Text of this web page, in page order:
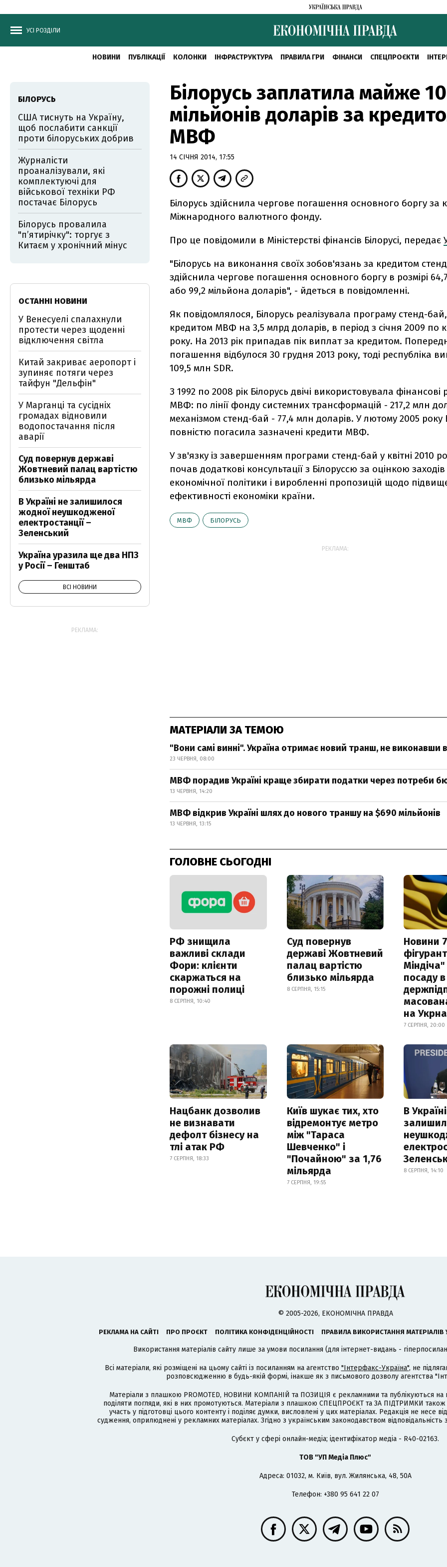
УСІ РОЗДІЛИ
НОВИНИ ПУБЛІКАЦІЇ КОЛОНКИ ІНФРАСТРУКТУРА ПРАВИЛА ГРИ ФІНАНСИ СПЕЦПРОЄКТИ
Білорусь заплатила майже
мільйонів доларів за
МВФ
14 СІЧНЯ 2014, 17:55
Білорусь здійснила чергове погашення основного боргу за
Міжнародного валютного фонду.
Про це повідомили в Міністерстві фінансів Білорусі, передає
"Білорусь на виконання своїх зобов'язань за кредитом
здійснила чергове погашення основного боргу в розмірі
або 99,2 мільйона доларів", - йдеться в повідомленні.
Як повідомлялося, Білорусь реалізувала програму стенд-
кредитом МВФ на 3,5 млрд доларів, в період з січня 2009 по
року. На 2013 рік припадав пік виплат за кредитом.
погашення відбулося 30 грудня 2013 року, тоді республіка
109,5 млн SDR.
З 1992 по 2008 рік Білорусь двічі використовувала фінансові
МВФ: по лінії фонду системних трансформацій - 217,2 млн
механізмом стенд-бай - 77,4 млн доларів. У лютому 2005 року
повністю погасила зазначені кредити МВФ.
У зв'язку із завершенням програми стенд-бай у квітні 2010
почав додаткові консультації з Білоруссю за оцінкою заходів
економічної політики і виробленні пропозицій щодо
ефективності економіки країни.
МВФ БІЛОРУСЬ
РЕКЛАМА:
МАТЕРІАЛИ ЗА ТЕМОЮ
"Вони самі винні". Україна отримає новий транш, не
23 ЧЕРВНЯ, 08:00
МВФ порадив Україні краще збирати податки через потреби
13 ЧЕРВНЯ, 14:20
МВФ відкрив Україні шлях до нового траншу на $690 мільйонів
13 ЧЕРВНЯ, 13:15
ГОЛОВНЕ СЬОГОДНІ
РФ знищила
важливі склади
Фори: клієнти
скаржаться на
порожні полиці
8 СЕРПНЯ, 10:40
Суд повернув
державі Жовтневий
палац вартістю
близько мільярда
8 СЕРПНЯ, 15:15
Новини
посаду в
на
7 СЕРПНЯ, 20:00
Нацбанк дозволив
не визнавати
дефолт бізнесу на
тлі атак РФ
7 СЕРПНЯ, 18:33
Київ шукає тих, хто
відремонтує метро
між "Тараса
Шевченко" і
"Почайною" за 1,76
мільярда
7 СЕРПНЯ, 19:55
В
8 СЕРПНЯ, 14:10
БІЛОРУСЬ
США тиснуть на Україну,
щоб послабити санкції
проти білоруських добрив
Журналісти
проаналізували, які
комплектуючі для
військової техніки РФ
постачає Білорусь
Білорусь провалила
"п’ятирічку": торгує з
Китаєм у хронічний мінус
ОСТАННІ НОВИНИ
У Венесуелі спалахнули
протести через щоденні
відключення світла
Китай закриває аеропорт і
зупиняє потяги через
тайфун "Дельфін"
У Марганці та сусідніх
громадах відновили
водопостачання після
аварії
Суд повернув державі
Жовтневий палац вартістю
близько мільярда
В Україні не залишилося
жодної неушкодженої
електростанції –
Зеленський
Україна уразила ще два НПЗ
у Росії – Генштаб
ВСІ НОВИНИ
РЕКЛАМА:
© 2005-2026, ЕКОНОМІЧНА ПРАВДА
РЕКЛАМА НА САЙТІ ПРО ПРОЄКТ ПОЛІТИКА КОНФІДЕНЦІЙНОСТІ ПРАВИЛА ВИКОРИСТАННЯ МАТЕРІАЛІВ
Використання матеріалів сайту лише за умови посилання (для інтернет-видань -
Всі матеріали, які розміщені на цьому сайті із посиланням на агентство "Інтерфакс-Україна", не
розповсюдженню в будь-якій формі, інакше як з письмового дозволу агентства
Матеріали з плашкою PROMOTED, НОВИНИ КОМПАНІЙ та ПОЗИЦІЯ є рекламними та публікуються на
поділяти погляди, які в них промотуються. Матеріали з плашкою СПЕЦПРОЄКТ та ЗА ПІДТРИМКИ
участь у підготовці цього контенту і поділяє думки, висловлені у цих матеріалах. Редакція не несе
судження, оприлюднені у рекламних матеріалах. Згідно з українським законодавством
Cубєкт у сфері онлайн-медіа; ідентифікатор медіа - R40-02163.
ТОВ "УП Медіа Плюс"
Адреса: 01032, м. Київ, вул. Жилянська, 48, 50А
Телефон: +380 95 641 22 07